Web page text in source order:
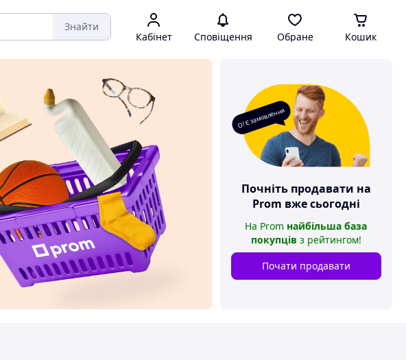
Знайти
Кабінет Сповіщення Обране Кошик
О! Є замовлення
Почніть продавати на
Prom вже сьогодні
На Prom найбільша база
покупців з рейтингом!
Почати продавати